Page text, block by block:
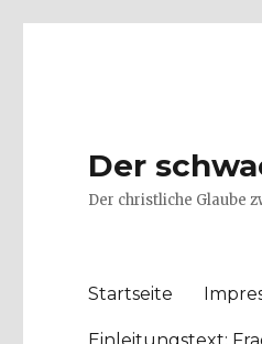
Der
Der christliche Glaube
Startseite
Einleitungstext: